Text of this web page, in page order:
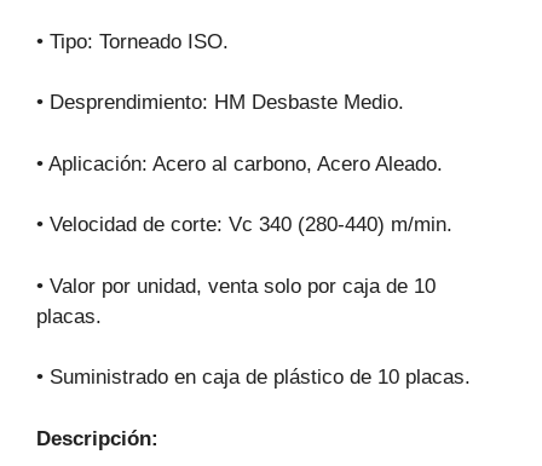
• Tipo: Torneado ISO.
• Desprendimiento: HM Desbaste Medio.
• Aplicación: Acero al carbono, Acero Aleado.
• Velocidad de corte: Vc 340 (280-440) m/min.
• Valor por unidad, venta solo por caja de 10
placas.
• Suministrado en caja de plástico de 10 placas.
Descripción: